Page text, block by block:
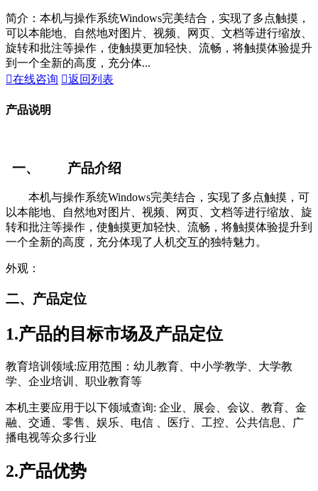
简介：本机与操作系统Windows完美结合，实现了多点触摸，
可以本能地、自然地对图片、视频、网页、文档等进行缩放、
旋转和批注等操作，使触摸更加轻快、流畅，将触摸体验提升
到一个全新的高度，充分体...
在线咨询 返回列表
产品说明
一、 产品介绍
本机与操作系统Windows完美结合，实现了多点触摸，可
以本能地、自然地对图片、视频、网页、文档等进行缩放、旋
转和批注等操作，使触摸更加轻快、流畅，将触摸体验提升到
一个全新的高度，充分体现了人机交互的独特魅力。
外观：
二、产品定位
1.产品的目标市场及产品定位
教育培训领域:应用范围：幼儿教育、中小学教学、大学教
学、企业培训、职业教育等
本机主要应用于以下领域查询: 企业、展会、会议、教育、金
融、交通、零售、娱乐、电信 、医疗、工控、公共信息、广
播电视等众多行业
2.产品优势